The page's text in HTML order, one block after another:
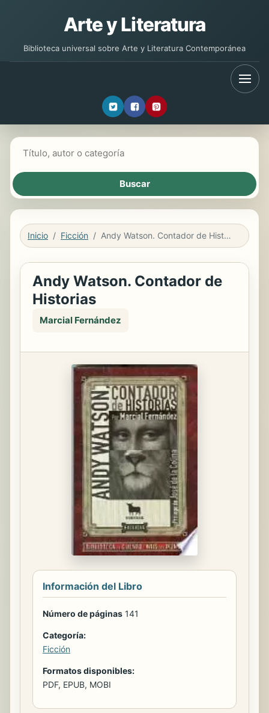
Arte y Literatura
Biblioteca universal sobre Arte y Literatura Contemporánea
Inicio Ficción Andy Watson. Contador de Historias
Andy Watson. Contador de
Historias
Marcial Fernández
Información del Libro
Número de páginas 141
Categoría:
Ficción
Formatos disponibles:
PDF, EPUB, MOBI